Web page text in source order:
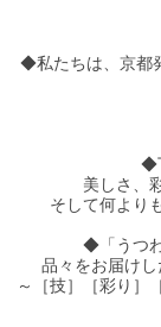
◆私たちは、京都
◆
美しさ、
そして何より
◆「うつ
品々をお届けし
～［技］［彩り］